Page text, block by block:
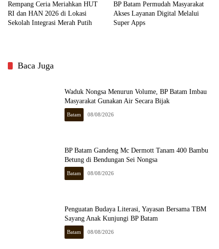
Rempang Ceria Meriahkan HUT
RI dan HAN 2026 di Lokasi
Sekolah Integrasi Merah Putih
BP Batam Permudah Masyarakat
Akses Layanan Digital Melalui
Super Apps
Baca Juga
Waduk Nongsa Menurun Volume, BP Batam Imbau
Masyarakat Gunakan Air Secara Bijak
Batam 08/08/2026
BP Batam Gandeng Mc Dermott Tanam 400 Bambu
Betung di Bendungan Sei Nongsa
Batam 08/08/2026
Penguatan Budaya Literasi, Yayasan Bersama TBM
Sayang Anak Kunjungi BP Batam
Batam 08/08/2026